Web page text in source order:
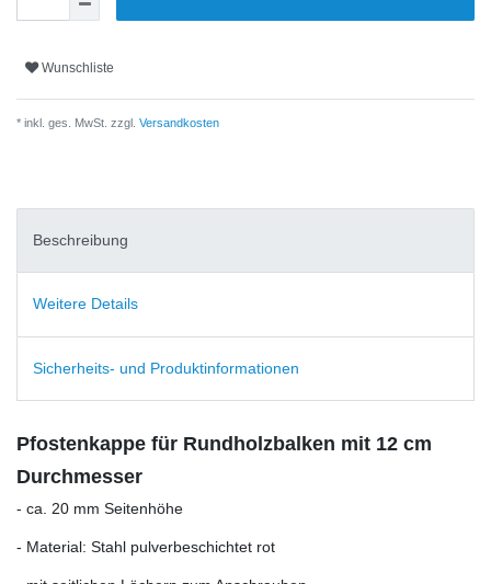
Wunschliste
* inkl. ges. MwSt. zzgl. Versandkosten
Beschreibung
Weitere Details
Sicherheits- und Produktinformationen
Pfostenkappe für Rundholzbalken mit 12 cm
Durchmesser
- ca. 20 mm Seitenhöhe
- Material: Stahl pulverbeschichtet rot